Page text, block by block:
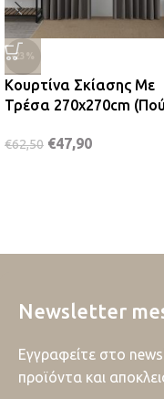
-23%
Κουρτίνα Σκίασης Με
Τρέσα 270x270cm
€62,50 €47,90
Newsletter
Εγγραφείτε στο
προϊόντα και